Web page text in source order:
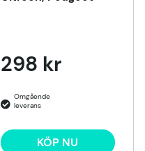
298 kr
KÖP NU